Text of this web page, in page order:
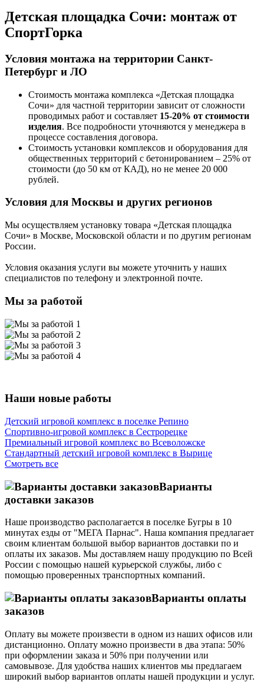
Детская площадка Сочи: монтаж от
СпортГорка
Условия монтажа на территории Санкт-
Петербург и ЛО
Стоимость монтажа комплекса «Детская площадка
Сочи» для частной территории зависит от сложности
проводимых работ и составляет 15-20% от стоимости
изделия. Все подробности уточняются у менеджера в
процессе составления договора.
Стоимость установки комплексов и оборудования для
общественных территорий с бетонированием – 25% от
стоимости (до 50 км от КАД), но не менее 20 000
рублей.
Условия для Москвы и других регионов
Мы осуществляем установку товара «Детская площадка
Сочи» в Москве, Московской области и по другим регионам
России.
Условия оказания услуги вы можете уточнить у наших
специалистов по телефону и электронной почте.
Мы за работой
Наши новые работы
Детский игровой комплекс в поселке Репино
Спортивно-игровой комплекс в Сестрорецке
Премиальный игровой комплекс во Всеволожске
Стандартный детский игровой комплекс в Вырице
Смотреть все
Варианты
доставки заказов
Наше производство располагается в поселке Бугры в 10
минутах езды от "МЕГА Парнас". Наша компания предлагает
своим клиентам большой выбор вариантов доставки по и
оплаты их заказов. Мы доставляем нашу продукцию по Всей
России с помощью нашей курьерской службы, либо с
помощью проверенных транспортных компаний.
Варианты оплаты
заказов
Оплату вы можете произвести в одном из наших офисов или
дистанционно. Оплату можно произвести в два этапа: 50%
при оформлении заказа и 50% при получении или
самовывозе. Для удобства наших клиентов мы предлагаем
широкий выбор вариантов оплаты нашей продукции и услуг.